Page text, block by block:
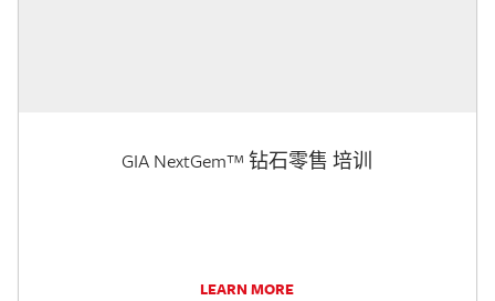
GIA NextGem™ 钻石零售 培训
LEARN MORE